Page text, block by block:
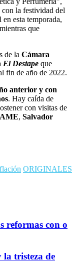
la festividad del
esta temporada,
que
de la Cámara
El Destape que
fin de año de 2022.
anterior y con
. Hay caída de
con visitas de
, Salvador
ORIGINALES
reformas con o
tristeza de